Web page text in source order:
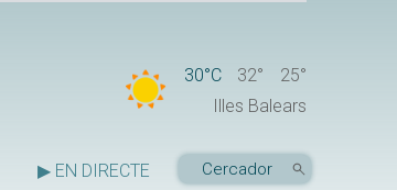
30°C 32°
25°
Illes Balears
▶ EN DIRECTE